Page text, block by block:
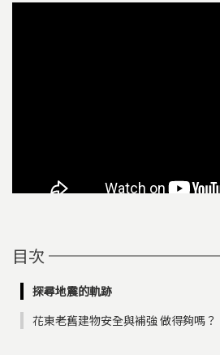
目次
探尋地震的軌跡
花東老舊建物安全與補強 做得夠嗎？